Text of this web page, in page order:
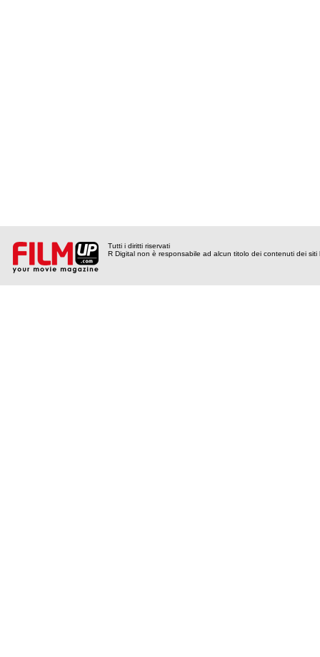
Tutti i diritti riservati
R Digital non è responsabile ad alcun titolo dei contenuti dei siti